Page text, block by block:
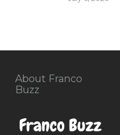
About Franco
Buzz